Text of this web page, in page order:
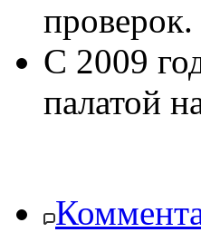
проверок.
С 2009
палатой